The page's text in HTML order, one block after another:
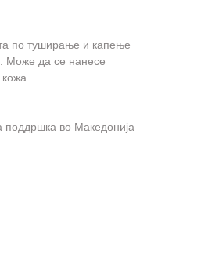
по туширање и капење
Може да се нанесе
поддршка во Македонија